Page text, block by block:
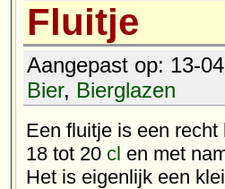
Fluitje
Aangepast op: 13-
Bier, Bierglazen
Een fluitje is een
18 tot 20 cl en met
Het is eigenlijk een